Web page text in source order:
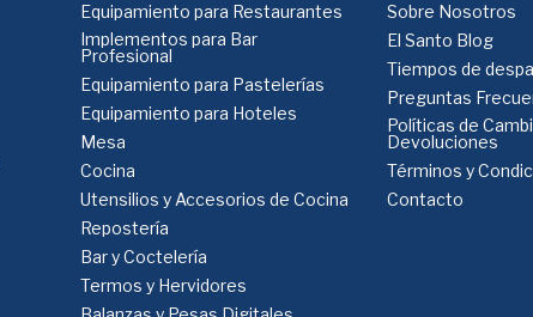
Equipamiento para Restaurantes
Implementos para Bar
Profesional
Equipamiento para Pastelerías
Equipamiento para Hoteles
Mesa
Cocina
Utensilios y Accesorios de Cocina
Repostería
Bar y Coctelería
Termos y Hervidores
Sobre Nosotros
El Santo Blog
Tiempos de
Preguntas
Políticas de
Devoluciones
Términos y
Contacto